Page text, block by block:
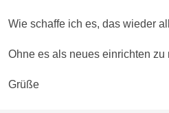
Wie schaffe ich es, das wieder
Ohne es als neues einrichten zu
Grüße